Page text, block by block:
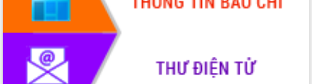
Hội thảo khoa học “Giải pháp thúc đẩy
phát triển nền kinh tế xanh tại tỉnh
Đắk Lắk”
Tăng cường giám sát, đôn đốc thực
hiện nhiệm vụ quản lý tài sản công
hàng tuần